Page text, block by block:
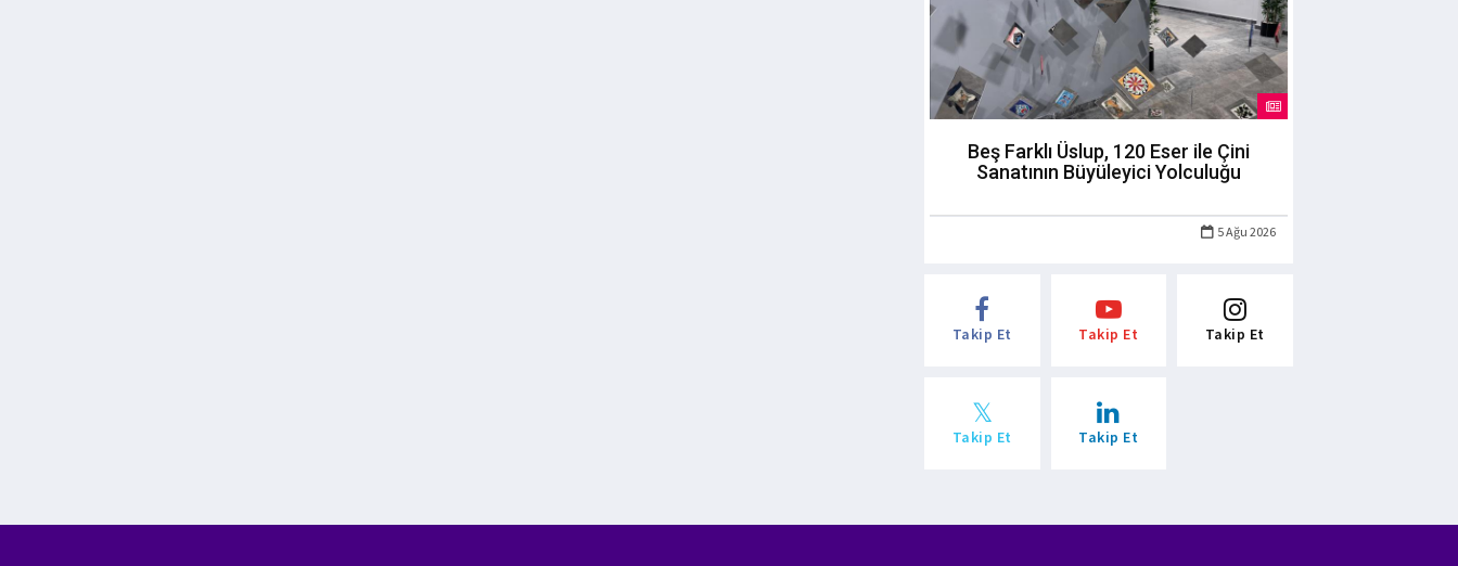
Beş Farklı Üslup, 120 Eser ile Çini
Sanatının Büyüleyici Yolculuğu
5 Ağu 2026
Takip Et Takip Et Takip Et
Takip Et Takip Et